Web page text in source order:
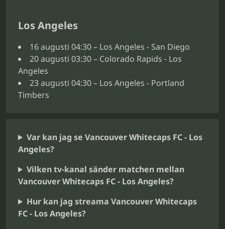
Los Angeles
16 augusti 04:30 – Los Angeles - San Diego
20 augusti 03:30 – Colorado Rapids - Los
Angeles
23 augusti 04:30 – Los Angeles - Portland
Timbers
Var kan jag se Vancouver Whitecaps FC - Los
Angeles?
Vilken tv-kanal sänder matchen mellan
Vancouver Whitecaps FC - Los Angeles?
Hur kan jag streama Vancouver Whitecaps
FC - Los Angeles?